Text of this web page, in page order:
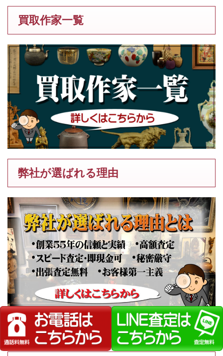
買取作家一覧
弊社が選ばれる理由
落田洋子の作品を高価買取いたします【画家】